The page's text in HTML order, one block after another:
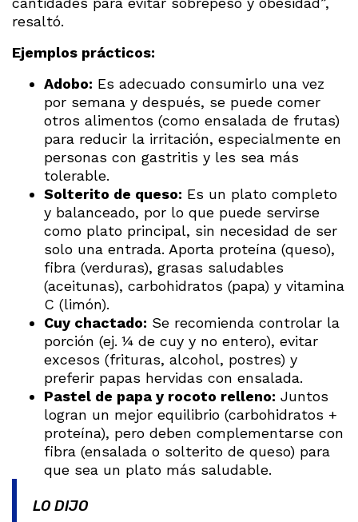
resaltó.
Ejemplos prácticos:
Adobo: Es adecuado consumirlo una vez
por semana y después, se puede comer
otros alimentos (como ensalada de frutas)
para reducir la irritación, especialmente en
personas con gastritis y les sea más
tolerable.
Solterito de queso: Es un plato completo
y balanceado, por lo que puede servirse
como plato principal, sin necesidad de ser
solo una entrada. Aporta proteína (queso),
fibra (verduras), grasas saludables
(aceitunas), carbohidratos (papa) y vitamina
C (limón).
Cuy chactado: Se recomienda controlar la
porción (ej. ¼ de cuy y no entero), evitar
excesos (frituras, alcohol, postres) y
preferir papas hervidas con ensalada.
Pastel de papa y rocoto relleno: Juntos
logran un mejor equilibrio (carbohidratos +
proteína), pero deben complementarse con
fibra (ensalada o solterito de queso) para
que sea un plato más saludable.
LO DIJO